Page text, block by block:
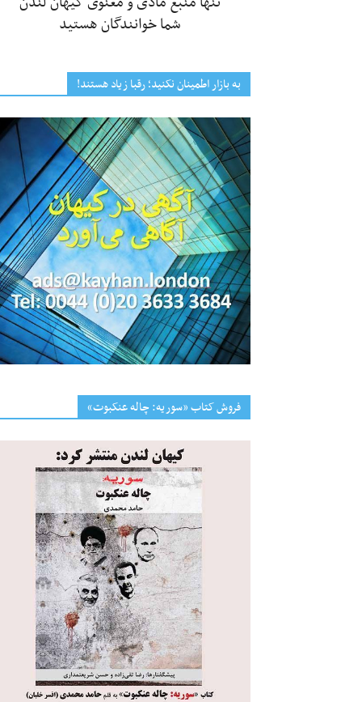
شما خوانندگان هستید
به بازار اطمینان نکنید؛ رقبا زیاد هستند!
فروش کتاب «سوریه: چاله عنکبوت»